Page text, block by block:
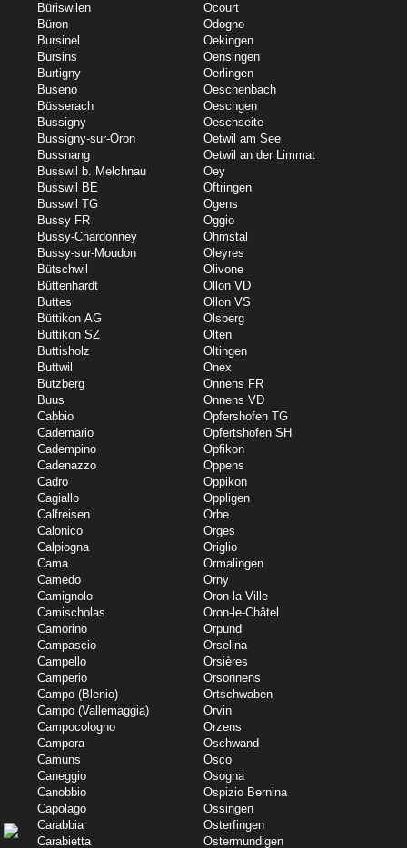
Büriswilen
Büron
Bursinel
Bursins
Burtigny
Buseno
Büsserach
Bussigny
Bussigny-sur-Oron
Bussnang
Busswil b. Melchnau
Busswil BE
Busswil TG
Bussy FR
Bussy-Chardonney
Bussy-sur-Moudon
Bütschwil
Büttenhardt
Buttes
Büttikon AG
Buttikon SZ
Buttisholz
Buttwil
Bützberg
Buus
Cabbio
Cademario
Cadempino
Cadenazzo
Cadro
Cagiallo
Calfreisen
Calonico
Calpiogna
Cama
Camedo
Camignolo
Camischolas
Camorino
Campascio
Campello
Camperio
Campo (Blenio)
Campo (Vallemaggia)
Campocologno
Campora
Camuns
Caneggio
Canobbio
Capolago
Carabbia
Carabietta
Ocourt
Odogno
Oekingen
Oensingen
Oerlingen
Oeschenbach
Oeschgen
Oeschseite
Oetwil am See
Oetwil an der Limmat
Oey
Oftringen
Ogens
Oggio
Ohmstal
Oleyres
Olivone
Ollon VD
Ollon VS
Olsberg
Olten
Oltingen
Onex
Onnens FR
Onnens VD
Opfershofen TG
Opfertshofen SH
Opfikon
Oppens
Oppikon
Oppligen
Orbe
Orges
Origlio
Ormalingen
Orny
Oron-la-Ville
Oron-le-Châtel
Orpund
Orselina
Orsières
Orsonnens
Ortschwaben
Orvin
Orzens
Oschwand
Osco
Osogna
Ospizio Bernina
Ossingen
Osterfingen
Ostermundigen